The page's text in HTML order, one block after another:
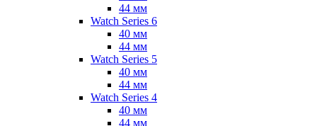
44 мм
Watch Series 6
40 мм
44 мм
Watch Series 5
40 мм
44 мм
Watch Series 4
40 мм
44 мм